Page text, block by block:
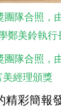
團隊合照，
鄭美鈴執行
團隊合照，
美經理頒獎
彩簡報